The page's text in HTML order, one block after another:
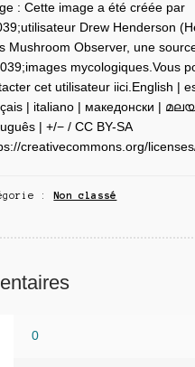
: Cette image a été créée par
Drew Henderson
Mushroom Observer, une
mycologiques.Vous
cet utilisateur iici.English |
| italiano | македонски |
| +/− / CC BY-SA
creativecommons.org/
:Non classé
0